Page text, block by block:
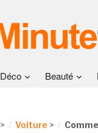
Déco Beauté
> Voiture >